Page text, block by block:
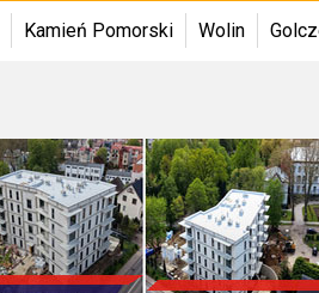
Kamień Pomorski Wolin